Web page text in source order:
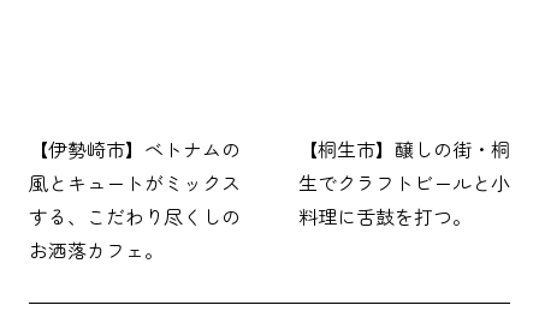
【伊勢崎市】ベトナムの
風とキュートがミックス
する、こだわり尽くしの
お洒落カフェ。
【桐生市】醸しの街・桐
生でクラフトビールと小
料理に舌鼓を打つ。